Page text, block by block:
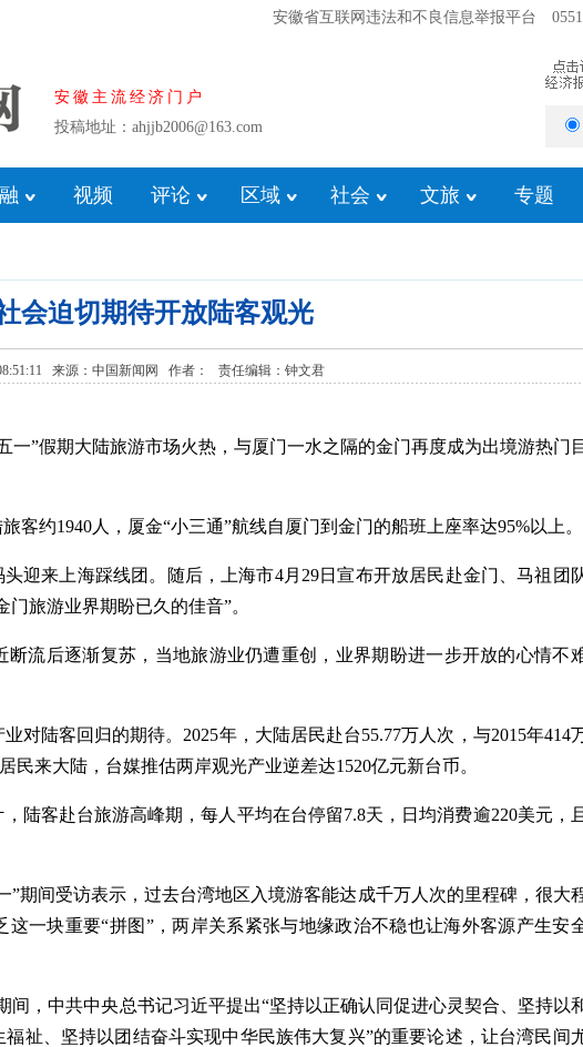
安徽省互联网违法和不良信息举报平台
安徽主流经济门户
投稿地址：ahjjb2006@163.com
视频 评论 区域 社会 文旅 专题
会迫切期待开放陆客观光
来源：中国新闻网 作者： 责任编辑：钟文君
”假期大陆旅游市场火热，与厦门一水之隔的金门再度成为出境游热门
约1940人，厦金“小三通”航线自厦门到金门的船班上座率达95%以上。
来上海踩线团。随后，上海市4月29日宣布开放居民赴金门、马祖团
旅游业界期盼已久的佳音”。
后逐渐复苏，当地旅游业仍遭重创，业界期盼进一步开放的心情不
陆客回归的期待。2025年，大陆居民赴台55.77万人次，与2015年414
民来大陆，台媒推估两岸观光产业逆差达1520亿元新台币。
客赴台旅游高峰期，每人平均在台停留7.8天，日均消费逾220美元，
间受访表示，过去台湾地区入境游客能达成千万人次的里程碑，很大
一块重要“拼图”，两岸关系紧张与地缘政治不稳也让海外客源产生安
，中共中央总书记习近平提出“坚持以正确认同促进心灵契合、坚持以
祉、坚持以团结奋斗实现中华民族伟大复兴”的重要论述，让台湾民间